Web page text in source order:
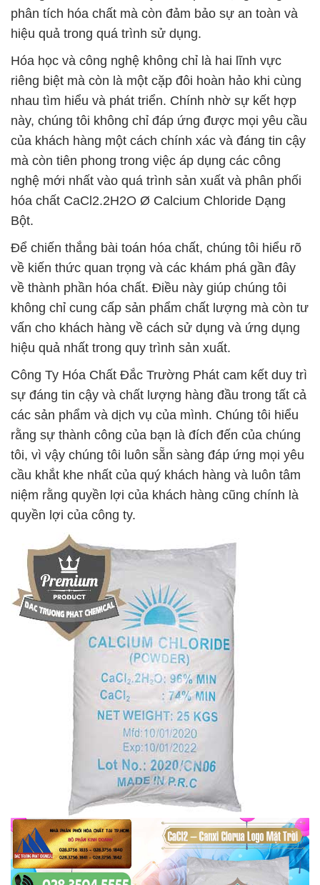
phân tích hóa chất mà còn đảm bảo sự an toàn và
hiệu quả trong quá trình sử dụng.
Hóa học và công nghệ không chỉ là hai lĩnh vực
riêng biệt mà còn là một cặp đôi hoàn hảo khi cùng
nhau tìm hiểu và phát triển. Chính nhờ sự kết hợp
này, chúng tôi không chỉ đáp ứng được mọi yêu cầu
của khách hàng một cách chính xác và đáng tin cậy
mà còn tiên phong trong việc áp dụng các công
nghệ mới nhất vào quá trình sản xuất và phân phối
hóa chất CaCl2.2H2O Ø Calcium Chloride Dạng
Bột.
Để chiến thắng bài toán hóa chất, chúng tôi hiểu rõ
về kiến thức quan trọng và các khám phá gần đây
về thành phần hóa chất. Điều này giúp chúng tôi
không chỉ cung cấp sản phẩm chất lượng mà còn tư
vấn cho khách hàng về cách sử dụng và ứng dụng
hiệu quả nhất trong quy trình sản xuất.
Công Ty Hóa Chất Đắc Trường Phát cam kết duy trì
sự đáng tin cậy và chất lượng hàng đầu trong tất cả
các sản phẩm và dịch vụ của mình. Chúng tôi hiểu
rằng sự thành công của bạn là đích đến của chúng
tôi, vì vậy chúng tôi luôn sẵn sàng đáp ứng mọi yêu
cầu khắt khe nhất của quý khách hàng và luôn tâm
niệm rằng quyền lợi của khách hàng cũng chính là
quyền lợi của công ty.